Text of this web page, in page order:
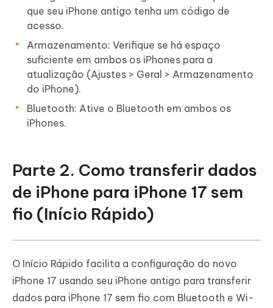
que seu iPhone antigo tenha um código de
acesso.
Armazenamento: Verifique se há espaço
suficiente em ambos os iPhones para a
atualização (Ajustes > Geral > Armazenamento
do iPhone).
Bluetooth: Ative o Bluetooth em ambos os
iPhones.
Parte 2. Como transferir dados
de iPhone para iPhone 17 sem
fio (Início Rápido)
O Início Rápido facilita a configuração do novo
iPhone 17 usando seu iPhone antigo para transferir
dados para iPhone 17 sem fio com Bluetooth e Wi-